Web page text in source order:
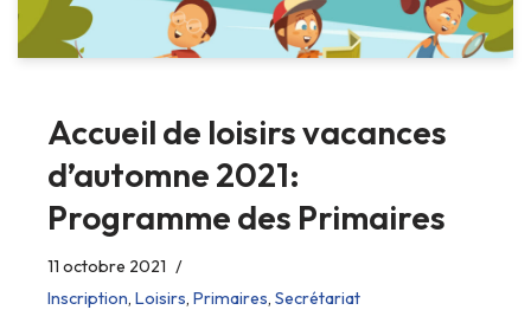
Accueil de loisirs vacances
d’automne 2021:
Programme des Primaires
11 octobre 2021
Inscription, Loisirs, Primaires, Secrétariat